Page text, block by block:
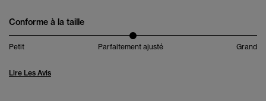
Conforme à la taille
Petit Parfaitement ajusté Grand
Lire Les Avis